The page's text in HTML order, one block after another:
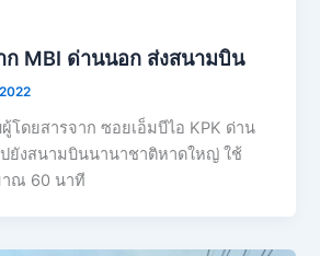
ก MBI ด่านนอก ส่งสนามบิน
โดยสารจาก ซอยเอ็มบีไอ KPK ด่าน
ปยังสนามบินนานาชาติหาดใหญ่ ใช้
าณ 60 นาที